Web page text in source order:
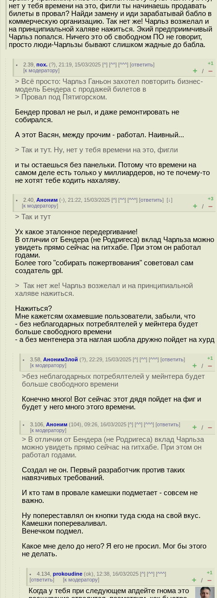
нет у тебя времени на это, фигли ты начинаешь продавать
билеты в провал? Найди замену и иди зарабатывай бабло в
коммерческую организацию. Так нет же! Чарльз возжелал и
на принципиальной халяве нажиться. Экий предприимчивый
Чарльз попался. Ничего это об свободном ПО не говорит,
просто люди-Чарльзы бывают слишком жадные до бабла.
2.39 ,пох. (?), 21:19, 15/03/2025 [^] [^^] [^^^] [ответить]
[к модератору]
+1
+ / –
> Всё просто: Чарльз Ганьон захотел повторить бизнес-
модель Бендера с продажей билетов в
> Провал под Пятигорском.
Бендер провал не рыл, и даже ремонтировать не
собирался.
А этот Васян, между прочим - работал. Наивный...
> Так и тут. Ну, нет у тебя времени на это, фигли
и ты остаешься без панельки. Потому что времени на
самом деле есть только у миллиардеров, но те почему-то
не хотят тебе кодить нахаляву.
2.40 ,Аноним (-), 21:22, 15/03/2025 [^] [^^] [^^^] [ответить][↓]
[к модератору]
+3
+ / –
> Так и тут
Ух какое эталонное передергивание!
В отличии от Бендера (не Родригеса) вклад Чарльза можно
увидеть прямо сейчас на гитхабе. При этом он работал
годами.
Более того "собирать пожертвования" советовал сам
создатель gpl.
> Так нет же! Чарльз возжелал и на принципиальной
халяве нажиться.
Нажиться?
Мне кажетсям охамевшие пользователи, забыли, что
- без неблагодарных потребялтелей у мейнтера будет
больше свободного времени
- а без ментенера эта наглая шобла дружно пойдет на хурд
3.58 ,АнонимЗлой (?), 22:29, 15/03/2025 [^] [^^] [^^^] [ответить]
[к модератору]
+1
+ / –
>без неблагодарных потребялтелей у мейнтера будет
больше свободного времени
Конечно много! Вот сейчас этот дядя пойдет на фиг и
будет у него много этого времени.
3.106 ,Аноним (104), 09:26, 16/03/2025 [^] [^^] [^^^] [ответить]
[к модератору] + / –
> В отличии от Бендера (не Родригеса) вклад Чарльза
можно увидеть прямо сейчас на гитхабе. При этом он
работал годами.
Создал не он. Первый разработчик против таких
навязчивых требований.
И кто там в провале камешки подметает - совсем не
важно.
Ну попереставлял он кнопки туда сюда на свой вкус.
Камешки попереваливал.
Венечком подмел.
Какое мне дело до него? Я его не просил. Мог бы этого
не делать.
4.134 ,prokoudine (ok), 12:38, 16/03/2025 [^] [^^] [^^^]
[ответить] [к модератору]
+1
+ / –
Когда у тебя при следующем апдейте гнома это